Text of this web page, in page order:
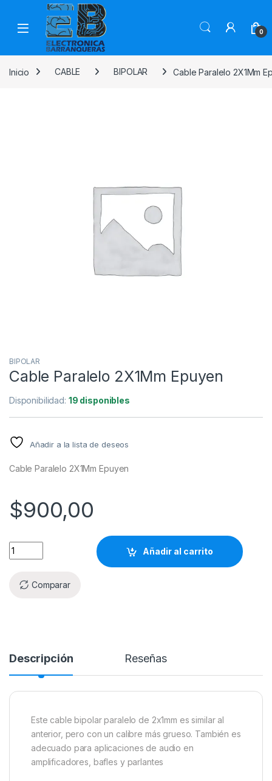
0
Inicio CABLE BIPOLAR Cable Paralelo 2X1Mm
BIPOLAR
Cable Paralelo 2X1Mm Epuyen
Disponibilidad: 19 disponibles
Añadir a la lista de deseos
Cable Paralelo 2X1Mm Epuyen
$900,00
Añadir al carrito
Comparar
Descripción Reseñas
Este cable bipolar paralelo de 2x1mm es similar al
anterior, pero con un calibre más grueso. También es
adecuado para aplicaciones de audio en
amplificadores, bafles y parlantes